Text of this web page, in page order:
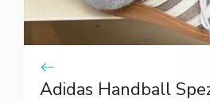
Adidas Handball